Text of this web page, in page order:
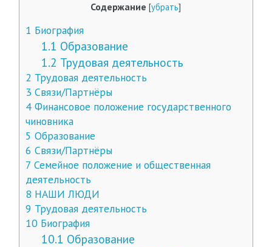
Содержание [убрать]
1 Биография
1.1 Образование
1.2 Трудовая деятельность
2 Трудовая деятельность
3 Связи/Партнёры
4Финансовое положение государственного
чиновника
5 Образование
6 Связи/Партнёры
7 Семейное положение и общественная
деятельность
8 НАШИ ЛЮДИ
9 Трудовая деятельность
10Биография
10.1 Образование